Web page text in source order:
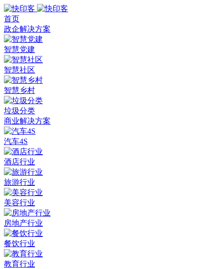
首页
政企解决方案
智慧党建
智慧社区
智慧乡村
垃圾分类
商业解决方案
汽车4S
酒店行业
旅游行业
美容行业
房地产行业
餐饮行业
教育行业